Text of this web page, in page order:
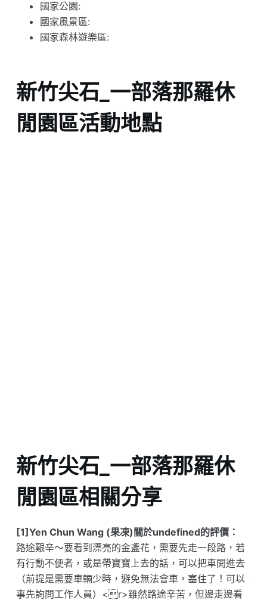
國家公園:
國家風景區:
國家森林遊樂區:
新竹尖石_一部落那羅休
閒園區活動地點
新竹尖石_一部落那羅休
閒園區相關分享
[1]Yen Chun Wang (果凍)關於undefined的評價：
路途艱辛～要看到漂亮的金盞花，需要先走一段路，若
有行動不便者，或是帶寶寶上去的話，可以把車開進去
（前提是需要車輛少時，避免無法會車，塞住了！可以
事先詢問工作人員）<r>雖然路途辛苦，但邊走邊看